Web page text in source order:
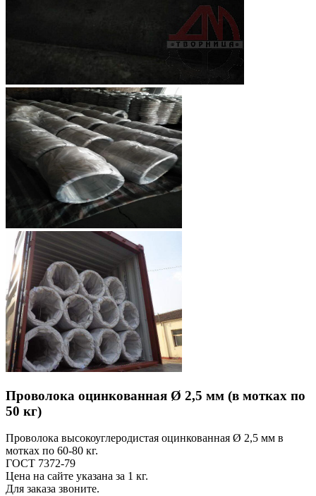
Проволока оцинкованная Ø 2,5 мм (в мотках по
50 кг)
Проволока высокоуглеродистая оцинкованная Ø 2,5 мм в
мотках по 60-80 кг.
ГОСТ 7372-79
Цена на сайте указана за 1 кг.
Для заказа звоните.